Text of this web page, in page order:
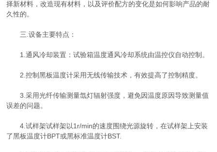
择新材料，改造现有材料，以及评价配方的变化是如何影响产品的耐
久性的。
三.设备主要特点：
1.通风冷却装置：试验箱温度通风冷却系统由温控仪自动控制。
2.控制黑板温度计采用无线传输技术，有效提高了控制精度。
3.采用光纤传输测量氙灯辐射强度，避免因温度原因导致测量值
误差的问题。
4.试样架试样架以1r/min的速度围绕光源旋转，在试样架上安装
了黑板温度计BPT或黑标准温度计BST.